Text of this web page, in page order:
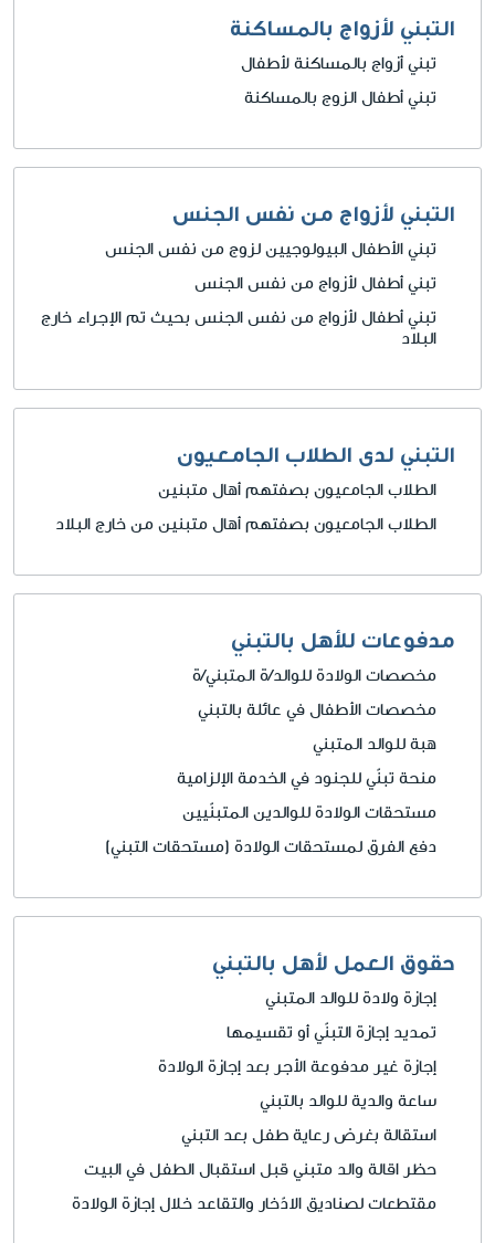
التبني لأزواج بالمساكنة
تبني أزواج بالمساكنة لأطفال
تبني أطفال الزوج بالمساكنة
التبني لأزواج من نفس الجنس
تبني الأطفال البيولوجيين لزوج من نفس الجنس
تبني أطفال لأزواج من نفس الجنس
تبني أطفال لأزواج من نفس الجنس بحيث تم الإجراء خارج
البلاد
التبني لدى الطلاب الجامعيون
الطلاب الجامعيون بصفتهم أهال متبنين
الطلاب الجامعيون بصفتهم أهال متبنين من خارج البلاد
مدفوعات للأهل بالتبني
مخصصات الولادة للوالد/ة المتبني/ة
مخصصات الأطفال في عائلة بالتبني
هبة للوالد المتبني
منحة تبنّي للجنود في الخدمة الإلزامية
مستحقات الولادة للوالدين المتبنّيين
دفع الفرق لمستحقات الولادة (مستحقات التبني)
حقوق العمل لأهل بالتبني
إجازة ولادة للوالد المتبني
تمديد إجازة التبنّي أو تقسيمها
إجازة غير مدفوعة الأجر بعد إجازة الولادة
ساعة والدية للوالد بالتبني
استقالة بغرض رعاية طفل بعد التبني
حظر اقالة والد متبني قبل استقبال الطفل في البيت
مقتطعات لصناديق الادّخار والتقاعد خلال إجازة الولادة